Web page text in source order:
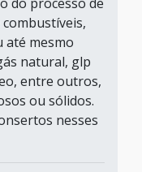
até mesmo
natural, glp
entre outros,
ou sólidos.
nesses